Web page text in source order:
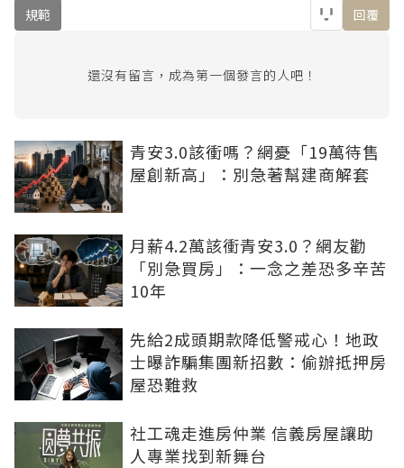
規範 回覆
還沒有留言，成為第一個發言的人吧！
青安3.0該衝嗎？網憂「19萬待售
屋創新高」：別急著幫建商解套
月薪4.2萬該衝青安3.0？網友勸
「別急買房」：一念之差恐多辛苦
10年
先給2成頭期款降低警戒心！地政
士曝詐騙集團新招數：偷辦抵押房
屋恐難救
社工魂走進房仲業 信義房屋讓助
人專業找到新舞台